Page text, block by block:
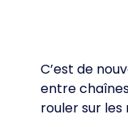
C’est de
entre
rouler sur